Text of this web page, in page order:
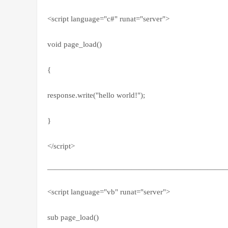
<script language="c#" runat="server">
void page_load()
{
response.write("hello world!");
}
</script>
<script language="vb" runat="server">
sub page_load()